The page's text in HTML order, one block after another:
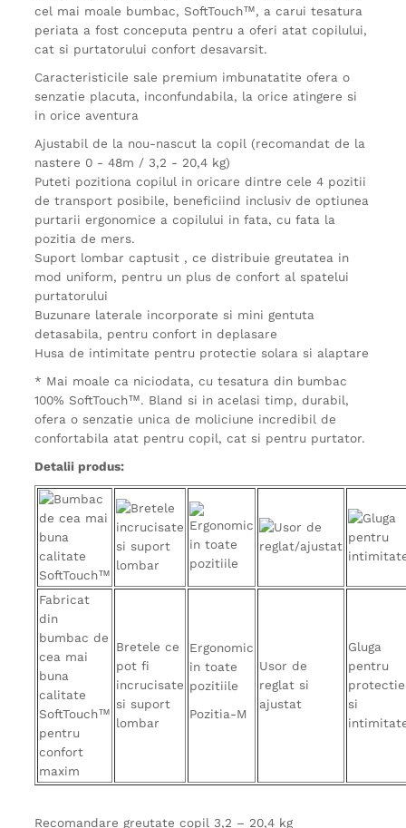
cel mai moale bumbac, SoftTouch™, a carui tesatura
periata a fost conceputa pentru a oferi atat copilului,
cat si purtatorului confort desavarsit.
Caracteristicile sale premium imbunatatite ofera o
senzatie placuta, inconfundabila, la orice atingere si
in orice aventura
Ajustabil de la nou-nascut la copil (recomandat de la
nastere 0 - 48m / 3,2 - 20,4 kg)
Puteti pozitiona copilul in oricare dintre cele 4 pozitii
de transport posibile, beneficiind inclusiv de optiunea
purtarii ergonomice a copilului in fata, cu fata la
pozitia de mers.
Suport lombar captusit , ce distribuie greutatea in
mod uniform, pentru un plus de confort al spatelui
purtatorului
Buzunare laterale incorporate si mini gentuta
detasabila, pentru confort in deplasare
Husa de intimitate pentru protectie solara si alaptare
* Mai moale ca niciodata, cu tesatura din bumbac
100% SoftTouch™. Bland si in acelasi timp, durabil,
ofera o senzatie unica de moliciune incredibil de
confortabila atat pentru copil, cat si pentru purtator.
Detalii produs:
Fabricat
din
bumbac de
cea mai
buna
calitate
SoftTouch™
pentru
confort
maxim
Bretele ce
pot fi
incrucisate
si suport
lombar
Ergonomic
in toate
pozitiile
Pozitia-M
Usor de
reglat si
ajustat
Gluga
pentru
protectie
si
Recomandare greutate copil 3,2 – 20,4 kg